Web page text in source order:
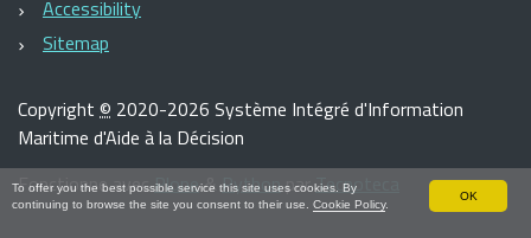
To offer you the best possible service this site uses cookies. By
continuing to browse the site you consent to their use. Cookie Policy.
OK
Accessibility
Sitemap
Copyright © 2020-2026 Système Intégré d'Information
Maritime d'Aide à la Décision
Fonctionne avecPlone&PythonparTecnoteca